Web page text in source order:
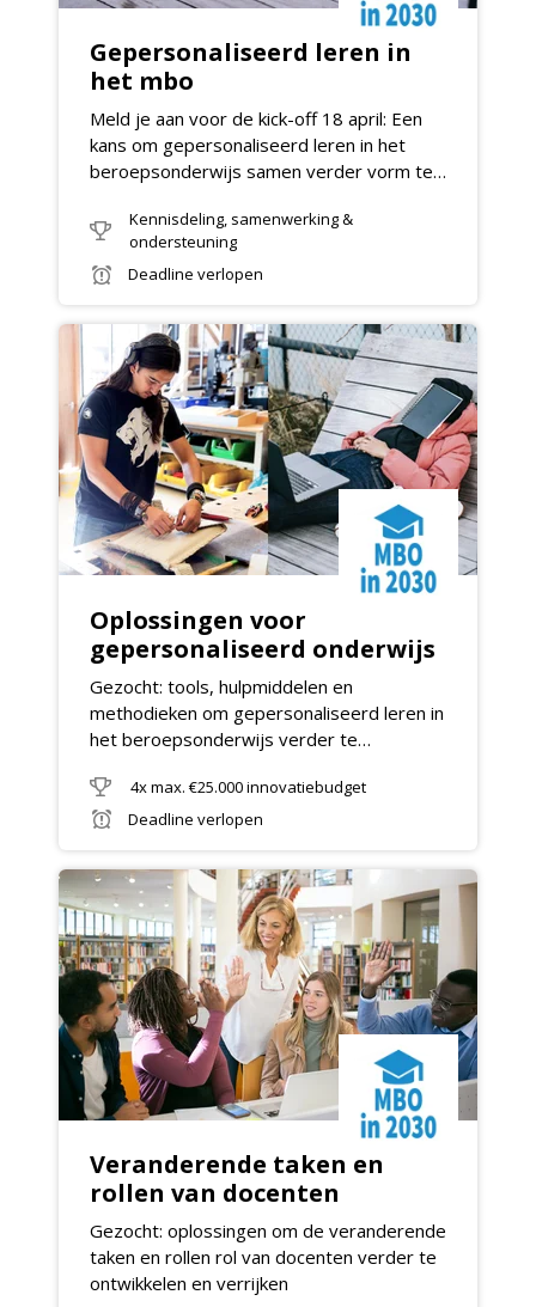
Gepersonaliseerd leren in
het mbo
Meld je aan voor de kick-off 18 april: Een
kans om gepersonaliseerd leren in het
beroepsonderwijs samen verder vorm te
Kennisdeling, samenwerking &
ondersteuning
Deadline verlopen
Oplossingen voor
gepersonaliseerd onderwijs
Gezocht: tools, hulpmiddelen en
methodieken om gepersonaliseerd leren in
het beroepsonderwijs verder te
4x max. €25.000 innovatiebudget
Deadline verlopen
Veranderende taken en
rollen van docenten
Gezocht: oplossingen om de veranderende
taken en rollen rol van docenten verder te
ontwikkelen en verrijken